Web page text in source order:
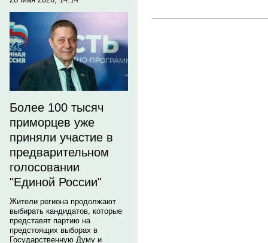
Более 100 тысяч
приморцев уже
приняли участие в
предварительном
голосовании
"Единой России"
Жители региона продолжают
выбирать кандидатов, которые
представят партию на
предстоящих выборах в
Государственную Думу и